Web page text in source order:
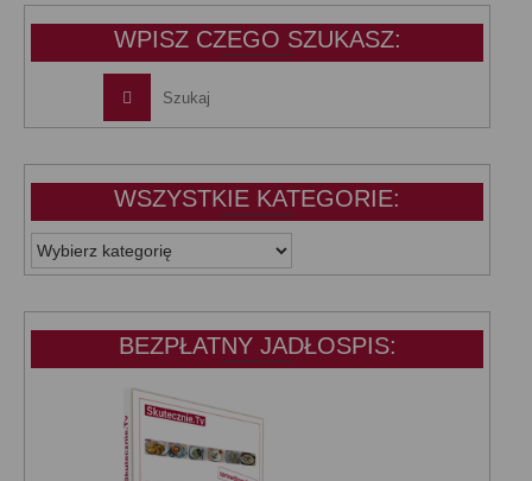
WPISZ CZEGO SZUKASZ:
WSZYSTKIE KATEGORIE:
WSZYSTKIE
KATEGORIE:
BEZPŁATNY JADŁOSPIS: